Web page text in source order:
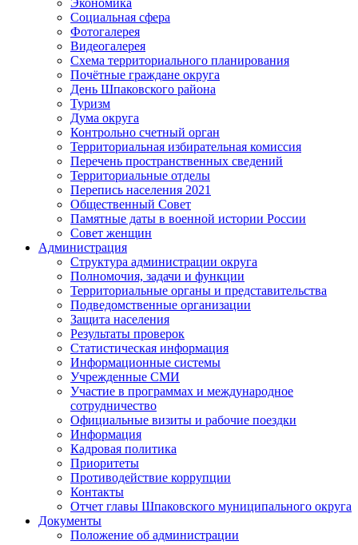
Экономика
Социальная сфера
Фотогалерея
Видеогалерея
Схема территориального планирования
Почётные граждане округа
День Шпаковского района
Туризм
Дума округа
Контрольно счетный орган
Территориальная избирательная комиссия
Перечень пространственных сведений
Территориальные отделы
Перепись населения 2021
Общественный Совет
Памятные даты в военной истории России
Совет женщин
Администрация
Структура администрации округа
Полномочия, задачи и функции
Территориальные органы и представительства
Подведомственные организации
Защита населения
Результаты проверок
Статистическая информация
Информационные системы
Учрежденные СМИ
Участие в программах и международное
сотрудничество
Официальные визиты и рабочие поездки
Информация
Кадровая политика
Приоритеты
Противодействие коррупции
Контакты
Отчет главы Шпаковского муниципального округа
Документы
Положение об администрации